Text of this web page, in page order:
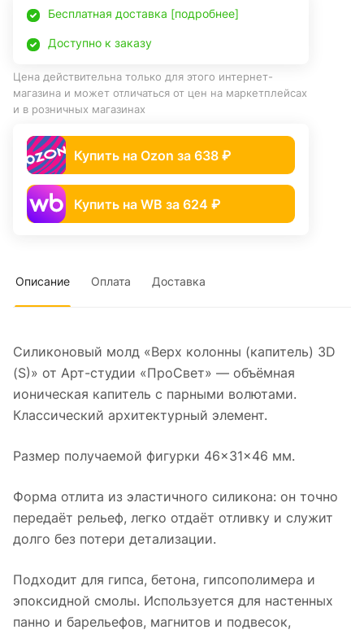
Бесплатная доставка [подробнее]
Доступно к заказу
Цена действительна только для этого интернет-
магазина и может отличаться от цен на маркетплейсах
и в розничных магазинах
Купить на Ozon за 638 ₽
Купить на WB за 624 ₽
Описание Оплата Доставка
Силиконовый молд «Верх колонны (капитель) 3D
(S)» от Арт-студии «ПроСвет» — объёмная
ионическая капитель с парными волютами.
Классический архитектурный элемент.
Размер получаемой фигурки 46×31×46 мм.
Форма отлита из эластичного силикона: он точно
передаёт рельеф, легко отдаёт отливку и служит
долго без потери детализации.
Подходит для гипса, бетона, гипсополимера и
эпоксидной смолы. Используется для настенных
панно и барельефов, магнитов и подвесок,